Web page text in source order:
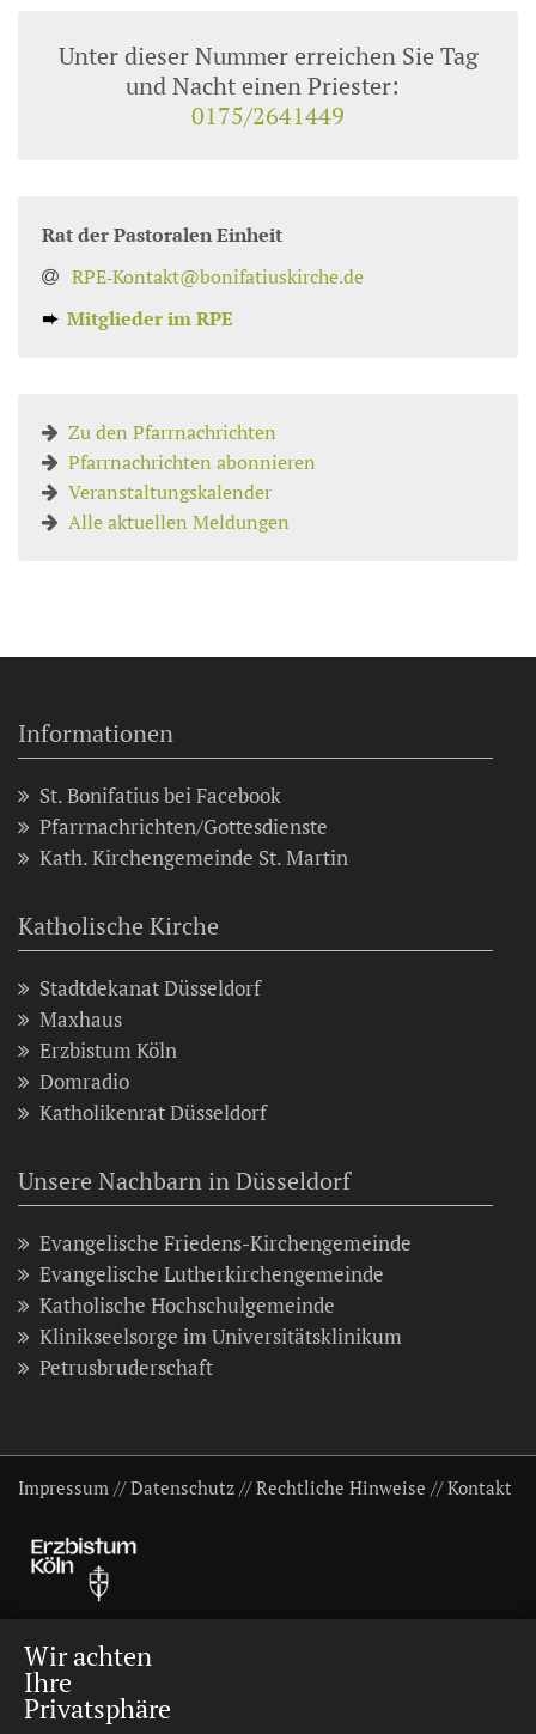
Unter dieser Nummer erreichen Sie Tag
und Nacht einen Priester:
0175/2641449
Rat der Pastoralen Einheit
RPE‑Kontakt@bonifatiuskirche.de
➨ Mitglieder im RPE
Zu den Pfarrnachrichten
Pfarrnachrichten abonnieren
Veranstaltungskalender
Alle aktuellen Meldungen
Informationen
St. Bonifatius bei Facebook
Pfarrnachrichten/Gottesdienste
Kath. Kirchengemeinde St. Martin
Katholische Kirche
Stadtdekanat Düsseldorf
Maxhaus
Erzbistum Köln
Domradio
Katholikenrat Düsseldorf
Unsere Nachbarn in Düsseldorf
Evangelische Friedens-Kirchengemeinde
Evangelische Lutherkirchengemeinde
Katholische Hochschulgemeinde
Klinikseelsorge im Universitätsklinikum
Petrusbruderschaft
Impressum //Datenschutz //Rechtliche Hinweise //Kontakt
Wir achten
Ihre
Privatsphäre